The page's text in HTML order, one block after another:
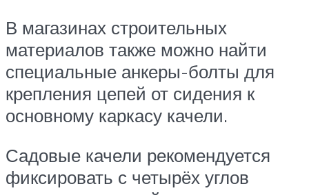
В магазинах строительных
материалов также можно найти
специальные анкеры-болты для
крепления цепей от сидения к
основному каркасу качели.
Садовые качели рекомендуется
фиксировать с четырёх углов